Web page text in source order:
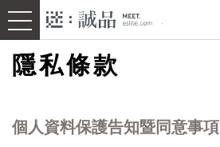
隱私條款
個人資料保護告知暨同意事項